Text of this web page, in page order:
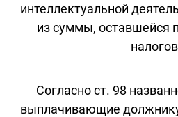
интеллектуальной
из суммы, оставшейся
Согласно ст. 98
выплачивающие